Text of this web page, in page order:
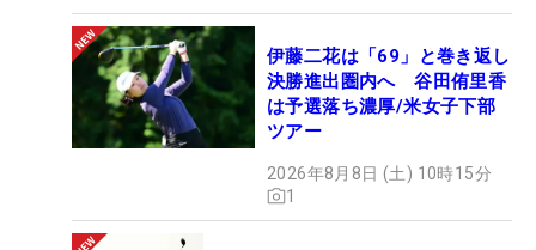
伊藤二花は「69」と巻き返し
決勝進出圏内へ 谷田侑里香
は予選落ち濃厚/米女子下部
ツアー
2026年8月8日 (土) 10時15分
1